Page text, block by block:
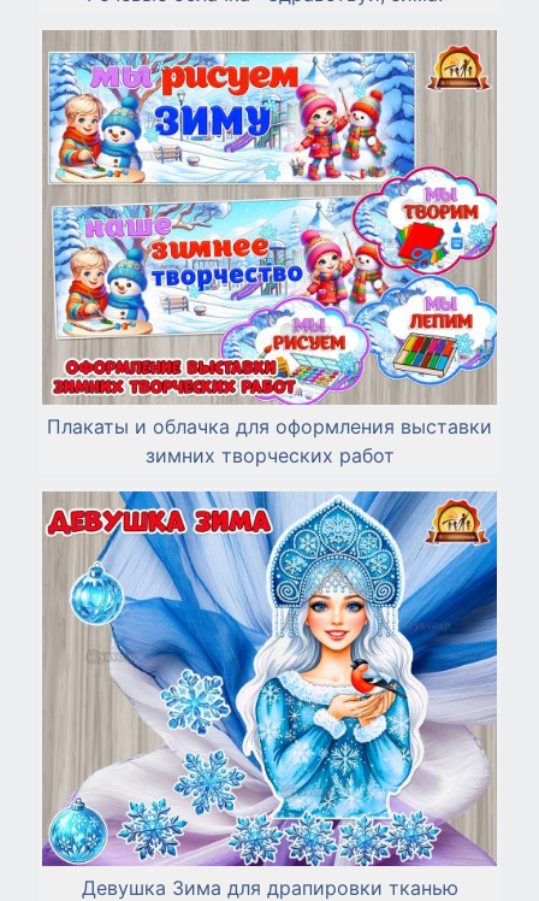
Плакаты и облачка для оформления выставки
зимних творческих работ
Девушка Зима для драпировки тканью